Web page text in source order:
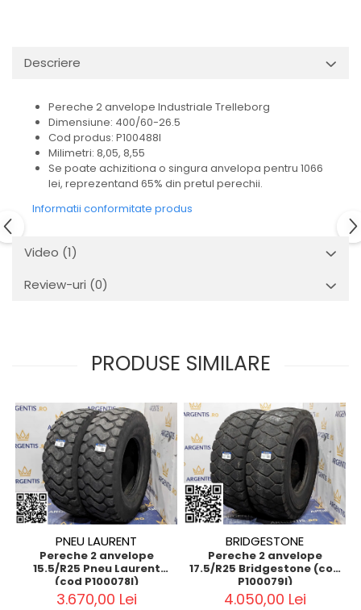
Descriere
Pereche 2 anvelope Industriale Trelleborg
Dimensiune: 400/60-26.5
Cod produs: P100488I
Milimetri: 8,05, 8,55
Se poate achizitiona o singura anvelopa pentru 1066
lei, reprezentand 65% din pretul perechii.
Informatii conformitate produs
Video (1)
Review-uri (0)
PRODUSE SIMILARE
PNEU LAURENT
Pereche 2 anvelope
15.5/R25 Pneu Laurent
(cod P100078I)
3.670,00 Lei
BRIDGESTONE
Pereche 2 anvelope
17.5/R25 Bridgestone (cod
P100079I)
4.050,00 Lei